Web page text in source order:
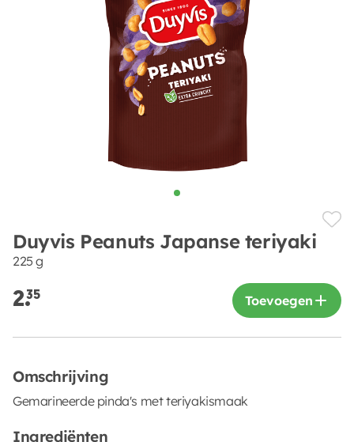
Duyvis Peanuts Japanse teriyaki
225 g
2.35 Toevoegen
Omschrijving
Gemarineerde pinda's met teriyakismaak
Ingrediënten